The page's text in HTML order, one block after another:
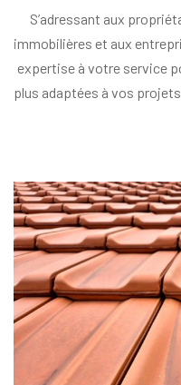
S’adressant aux
immobilières et aux
expertise à votre service
plus adaptées à vos